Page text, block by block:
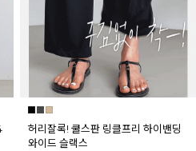
허리잘록! 쿨스판 링클프리 하이밴딩
와이드 슬랙스